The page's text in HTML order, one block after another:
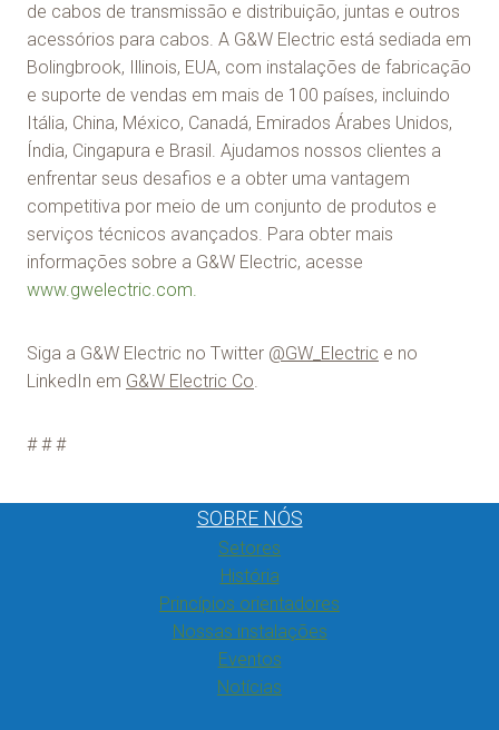
de cabos de transmissão e distribuição, juntas e outros
acessórios para cabos. A G&W Electric está sediada em
Bolingbrook, Illinois, EUA, com instalações de fabricação
e suporte de vendas em mais de 100 países, incluindo
Itália, China, México, Canadá, Emirados Árabes Unidos,
Índia, Cingapura e Brasil. Ajudamos nossos clientes a
enfrentar seus desafios e a obter uma vantagem
competitiva por meio de um conjunto de produtos e
serviços técnicos avançados. Para obter mais
informações sobre a G&W Electric, acesse
www.gwelectric.com.
Siga a G&W Electric no Twitter @GW_Electric e no
LinkedIn em G&W Electric Co.
# # #
SOBRE NÓS
Setores
História
Princípios orientadores
Nossas instalações
Eventos
Notícias